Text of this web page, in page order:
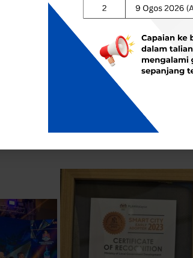
Perintis telah merangkul status
200,000 bagi projek inisiatif
Bandar Kuantan telah menerima
Pembangunan Kerajaan
permulaan untuk Bandaraya